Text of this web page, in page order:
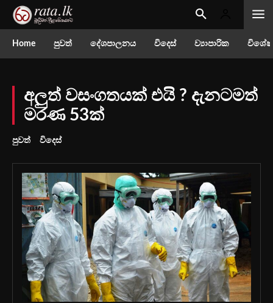
Home පුවත් දේශපාලනය විදෙස් ව්‍යාපාරික
අලුත් වසංගතයක් එයි ? දැනටමත්
මරණ 53ක්
පුවත් විදෙස්